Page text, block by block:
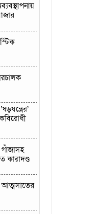
কারাদণ্ড
আত্মসাতের